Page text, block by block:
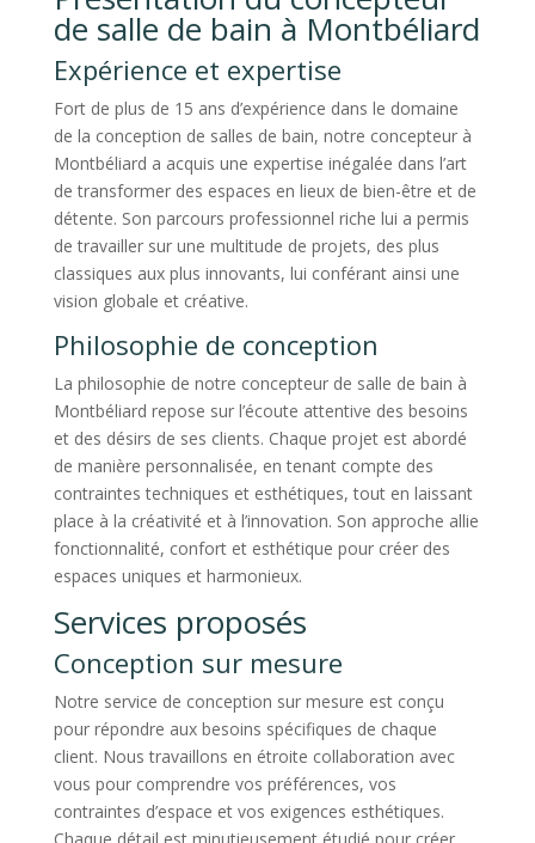
de salle de bain à Montbéliard
Expérience et expertise
Fort de plus de 15 ans d’expérience dans le domaine
de la conception de salles de bain, notre concepteur à
Montbéliard a acquis une expertise inégalée dans l’art
de transformer des espaces en lieux de bien-être et de
détente. Son parcours professionnel riche lui a permis
de travailler sur une multitude de projets, des plus
classiques aux plus innovants, lui conférant ainsi une
vision globale et créative.
Philosophie de conception
La philosophie de notre concepteur de salle de bain à
Montbéliard repose sur l’écoute attentive des besoins
et des désirs de ses clients. Chaque projet est abordé
de manière personnalisée, en tenant compte des
contraintes techniques et esthétiques, tout en laissant
place à la créativité et à l’innovation. Son approche allie
fonctionnalité, confort et esthétique pour créer des
espaces uniques et harmonieux.
Services proposés
Conception sur mesure
Notre service de conception sur mesure est conçu
pour répondre aux besoins spécifiques de chaque
client. Nous travaillons en étroite collaboration avec
vous pour comprendre vos préférences, vos
contraintes d’espace et vos exigences esthétiques.